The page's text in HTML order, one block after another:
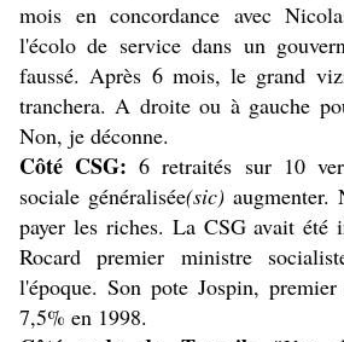
mois en concordance avec
l'écolo de service dans un
faussé. Après 6 mois, le grand
tranchera. A droite ou à gauche
Non, je déconne.
Côté CSG: 6 retraités sur 10
sociale généralisée(sic)
payer les riches. La CSG avait été
Rocard premier ministre
l'époque. Son pote Jospin,
7,5% en 1998.